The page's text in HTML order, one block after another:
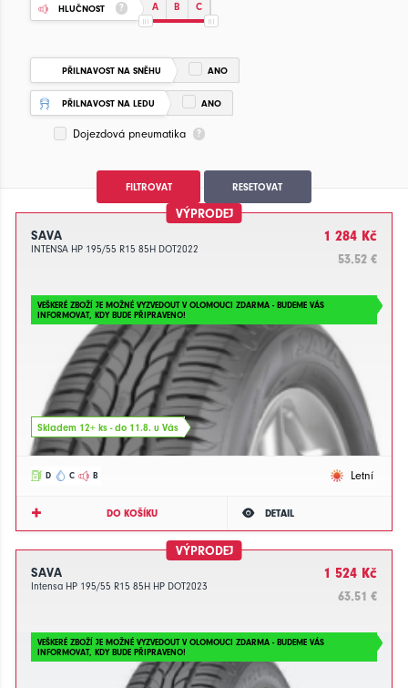
HLUČNOST A B C
PŘILNAVOST NA SNĚHU ANO
PŘILNAVOST NA LEDU ANO
Dojezdová pneumatika
FILTROVAT RESETOVAT
VÝPRODEJ
SAVA
INTENSA HP 195/55 R15 85H DOT2022
1 284 Kč
53.52 €
VEŠKERÉ ZBOŽÍ JE MOŽNÉ VYZVEDOUT V OLOMOUCI ZDARMA - BUDEME VÁS
INFORMOVAT, KDY BUDE PŘIPRAVENO!
Skladem 12+ ks - do 11.8. u Vás
D C B Letní
DO KOŠÍKU DETAIL
VÝPRODEJ
SAVA
Intensa HP 195/55 R15 85H HP DOT2023
1 524 Kč
63.51 €
VEŠKERÉ ZBOŽÍ JE MOŽNÉ VYZVEDOUT V OLOMOUCI ZDARMA - BUDEME VÁS
INFORMOVAT, KDY BUDE PŘIPRAVENO!